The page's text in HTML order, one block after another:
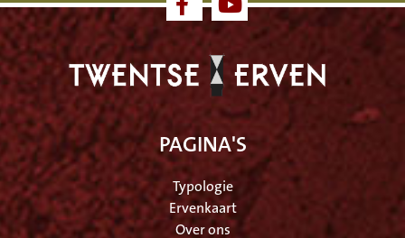
PAGINA'S
Typologie
Ervenkaart
Over ons